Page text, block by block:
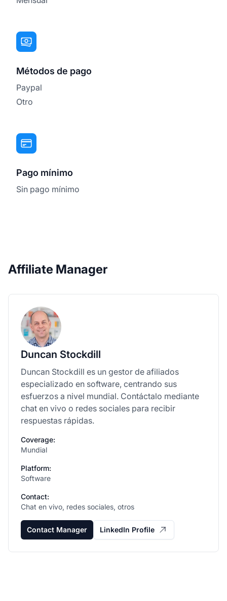
Métodos de pago
Paypal
Otro
Pago mínimo
Sin pago mínimo
Affiliate Manager
Duncan Stockdill
Duncan Stockdill es un gestor de afiliados
especializado en software, centrando sus
esfuerzos a nivel mundial. Contáctalo mediante
chat en vivo o redes sociales para recibir
respuestas rápidas.
Coverage:
Mundial
Platform:
Software
Contact:
Chat en vivo, redes sociales, otros
Contact Manager LinkedIn Profile